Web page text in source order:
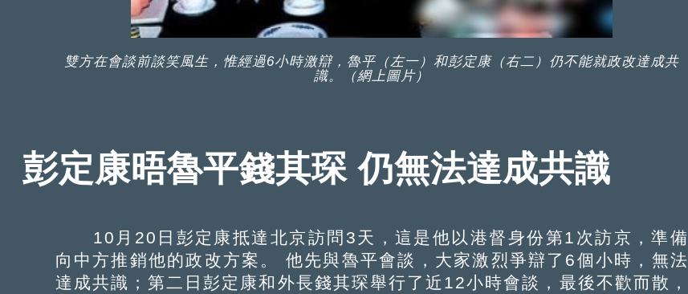
雙方在會談前談笑風生，惟經過6小時激辯，魯平（左一）和彭定康（右二）仍不能就政改達成共
識。（網上圖片）
彭定康晤魯平錢其琛 仍無法達成共識
10月20日彭定康抵達北京訪問3天，這是他以港督身份第1次訪京，準備
向中方推銷他的政改方案。 他先與魯平會談，大家激烈爭辯了6個小時，無法
達成共識；第二日彭定康和外長錢其琛舉行了近12小時會談，最後不歡而散，